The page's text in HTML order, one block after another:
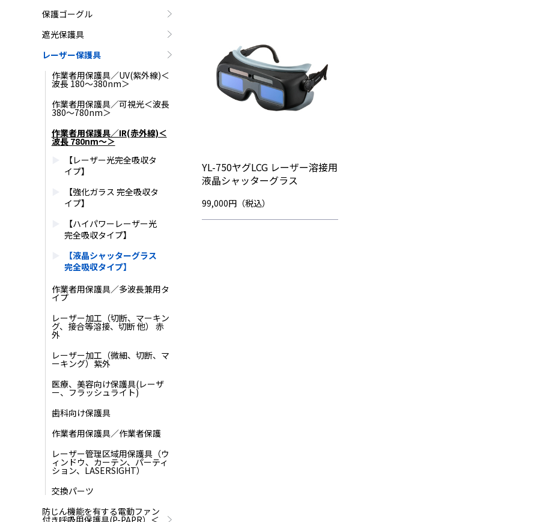
保護ゴーグル
遮光保護具
レーザー保護具
作業者用保護具／UV(紫外線)＜
波長 180～380nm＞
作業者用保護具／可視光＜波長
380～780nm＞
作業者用保護具／IR(赤外線)＜
波長 780nm～＞
【レーザー光完全吸収タ
イプ】
【強化ガラス 完全吸収タ
イプ】
【ハイパワーレーザー光
完全吸収タイプ】
【液晶シャッターグラス
完全吸収タイプ】
作業者用保護具／多波長兼用タ
イプ
レーザー加工（切断、マーキン
グ、接合等溶接、切断 他） 赤
外
レーザー加工（微細、切断、マ
ーキング）紫外
医療、美容向け保護具(レーザ
ー、フラッシュライト)
歯科向け保護具
作業者用保護具／作業者保護
レーザー管理区域用保護具（ウ
ィンドウ、カーテン、パーティ
ション、LASERSIGHT）
交換パーツ
防じん機能を有する電動ファン
付き呼吸用保護具(P-PAPR）＜
YL-750ヤグLCG レーザー溶接用
液晶シャッターグラス
99,000円（税込）